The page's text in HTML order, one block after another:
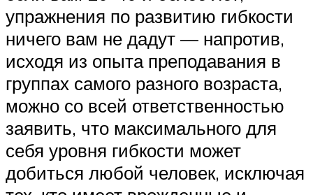
упражнения по развитию гибкости
ничего вам не дадут — напротив,
исходя из опыта преподавания в
группах самого разного возраста,
можно со всей ответственностью
заявить, что максимального для
себя уровня гибкости может
добиться любой человек, исключая